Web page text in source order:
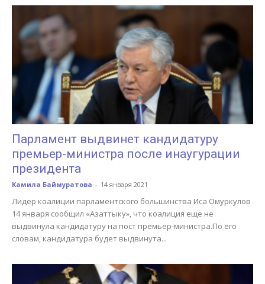
Парламент выдвинет кандидатуру
премьер-министра после инаугурации
президента
Камила Баймуратова - 14 января 2021
Лидер коалиции парламентского большинства Иса Омуркулов
14 января сообщил «Азаттыку», что коалиция еще не
выдвинула кандидатуру на пост премьер-министра.По его
словам, кандидатура будет выдвинута...